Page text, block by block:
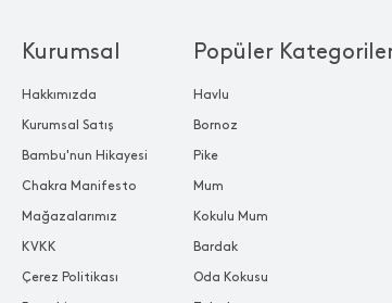
Popüler
Havlu
Bornoz
Pike
Mum
Kokulu Mum
Bardak
Oda Kokusu
Kurumsal
Hakkımızda
Kurumsal Satış
Bambu'nun Hikayesi
Chakra Manifesto
Mağazalarımız
KVKK
Çerez Politikası